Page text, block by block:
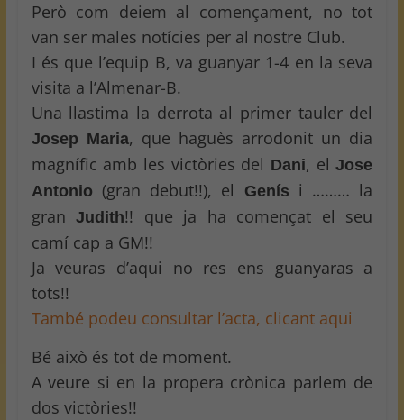
Però com deiem al començament, no tot
van ser males notícies per al nostre Club.
I és que l’equip B, va guanyar 1-4 en la seva
visita a l’Almenar-B.
Una llastima la derrota al primer tauler del
Josep Maria, que haguès arrodonit un dia
magnífic amb les victòries del Dani, el Jose
Antonio (gran debut!!), el Genís i ……… la
granJudith!! que ja ha començat el seu
camí cap a GM!!
Ja veuras d’aqui no res ens guanyaras a
tots!!
També podeu consultar l’acta, clicant aqui
Bé això és tot de moment.
A veure si en la propera crònica parlem de
dos victòries!!